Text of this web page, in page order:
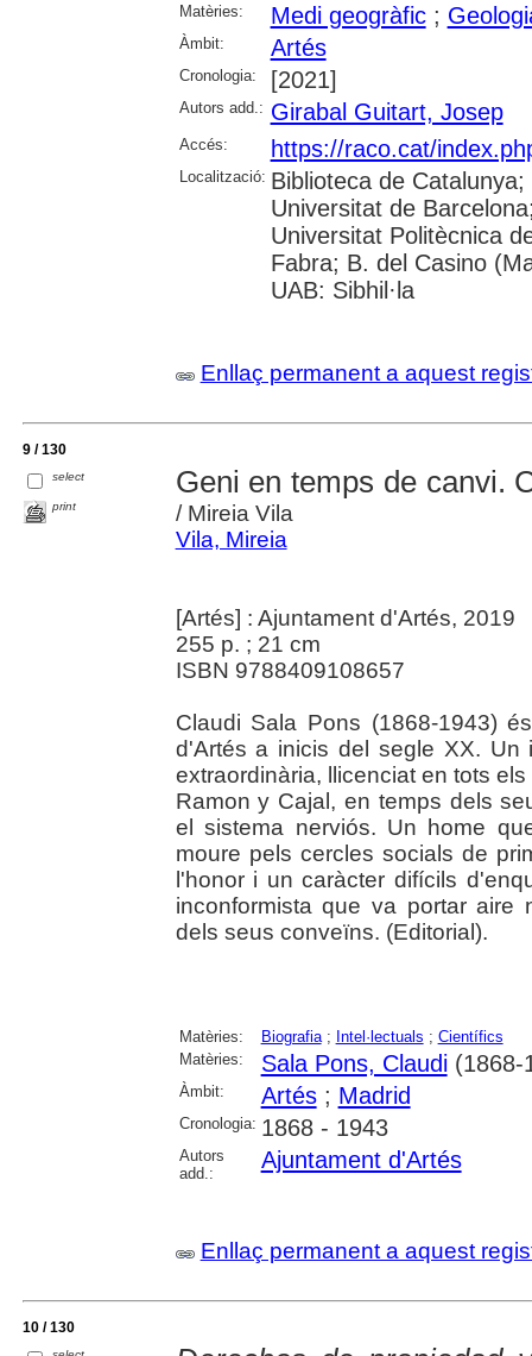
Matèries: Medi geogràfic;
Àmbit: Artés
Cronologia: [2021]
Autors add.: Girabal Guitart, Josep
Accés: https://raco.cat/
Localització: Biblioteca de
Universitat de
Universitat Politècnica
Fabra; B. del Casino
UAB: Sibhil·la
Enllaç permanent a aquest
9 / 130
select
print
Geni en temps de canvi.
/ Mireia Vila
Vila, Mireia
[Artés] : Ajuntament d'Artés, 2019
255 p. ; 21 cm
ISBN 9788409108657
Claudi Sala Pons (1868-1943)
d'Artés a inicis del segle XX. Un
extraordinària, llicenciat en tots
Ramon y Cajal, en temps dels
el sistema nerviós. Un home
moure pels cercles socials de
l'honor i un caràcter difícils
inconformista que va portar aire
dels seus conveïns. (Editorial).
Matèries: Biografia; Intel·lectuals ; Científics
Matèries:
Sala Pons, Claudi(1868-
Àmbit: Artés; Madrid
Cronologia: 1868 - 1943
Autors
add.:
Ajuntament d'Artés
Enllaç permanent a aquest
10 / 130